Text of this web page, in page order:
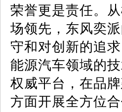
荣誉更是责任。
场领先，东风奕
守和对创新的追
能源汽车领域的
权威平台，在品
方面开展全方位